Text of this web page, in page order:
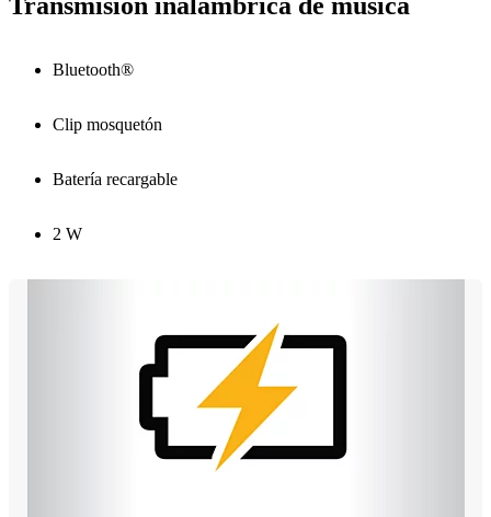
Bluetooth®
Clip mosquetón
Batería recargable
2 W